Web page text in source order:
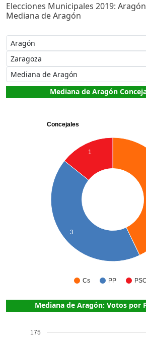
Elecciones Municipales 2019:
Mediana de Aragón
Mediana de Aragón
Concejales
Cs PP
1
3
Mediana de Aragón: Votos por
175